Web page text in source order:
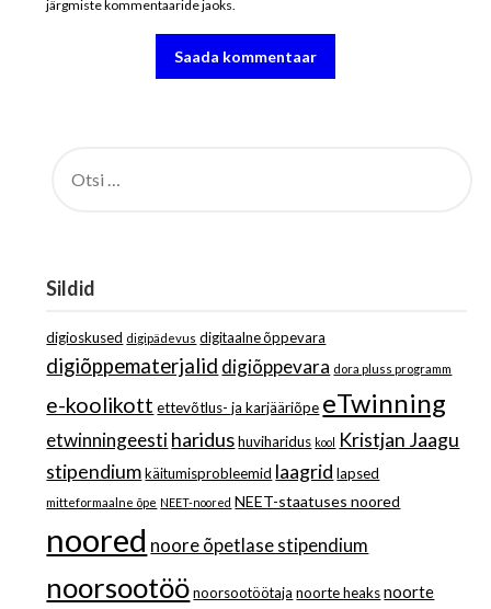
järgmiste kommentaaride jaoks.
Sildid
digioskused digipädevus digitaalne õppevara
digiõppematerjalid digiõppevara dora pluss programm
e-koolikott ettevõtlus- ja karjääriõpe eTwinning
etwinningeestiharidus huviharidus kool Kristjan Jaagu
stipendium käitumisprobleemid laagrid lapsed
mitteformaalne õpe NEET-noored NEET-staatuses noored
noored noore õpetlase stipendium
noorsootöö noorsootöötaja noorte heaks noorte